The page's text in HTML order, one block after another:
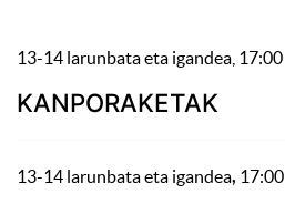
13-14 larunbata eta igandea, 17:00
KANPORAKETAK
13-14 larunbata eta igandea, 17:00